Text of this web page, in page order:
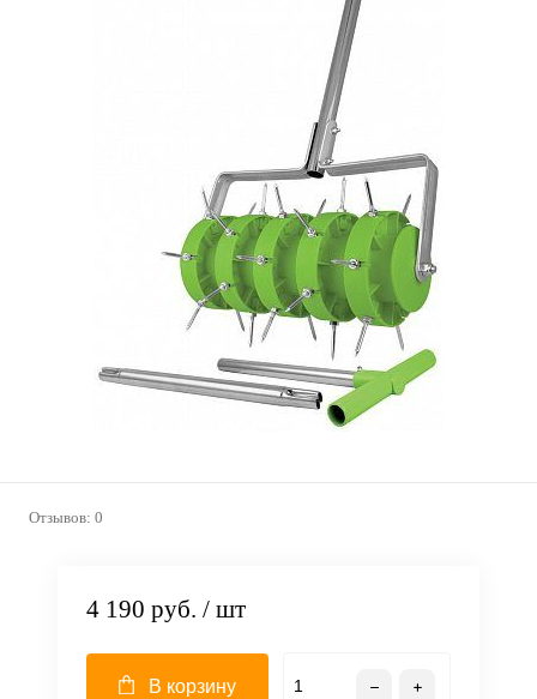
Отзывов: 0
4 190 руб. / шт
В корзину